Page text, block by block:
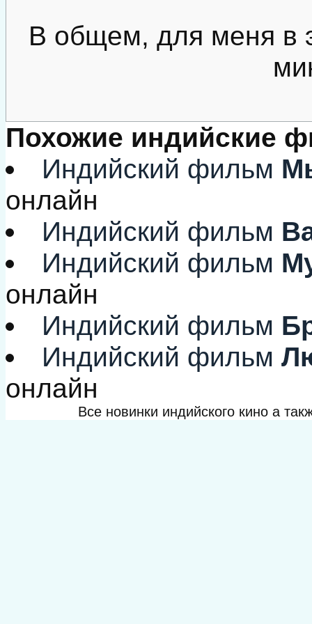
В общем, для меня в
Похожие индийские
Индийский фильм
онлайн
Индийский фильм
Индийский фильм
онлайн
Индийский фильм
Индийский фильм
онлайн
Все новинки индийского кино а